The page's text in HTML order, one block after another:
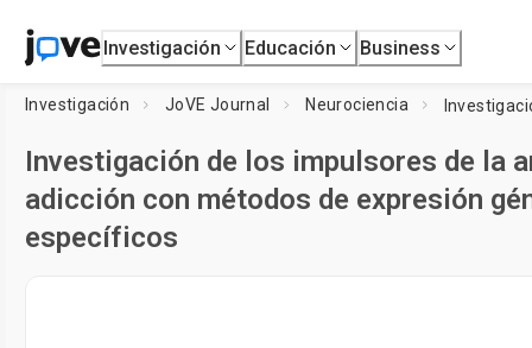
Investigación Educación Business
Investigación JoVE Journal Neurociencia
Investigación de los impulsores de la
adicción con métodos de expresión
específicos